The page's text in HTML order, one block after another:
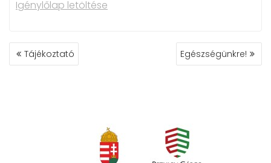
Igénylőlap letöltése
BEJEGYZÉS
NAVIGÁCIÓ
Tájékoztató Egészségünkre!